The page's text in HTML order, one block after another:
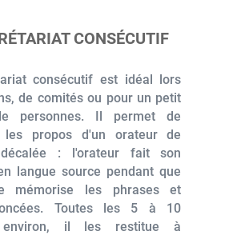
CONSÉCUTIF
consécutif est idéal lors
de comités ou pour un petit
personnes. Il permet de
les propos d'un orateur de
: l'orateur fait son
langue source pendant que
mémorise les phrases et
Toutes les 5 à 10
environ, il les restitue à